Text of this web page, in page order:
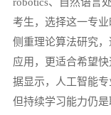
考生，选择这一专
侧重理论算法研究
应用，更适合希望
据显示，人工智能专
但持续学习能力仍